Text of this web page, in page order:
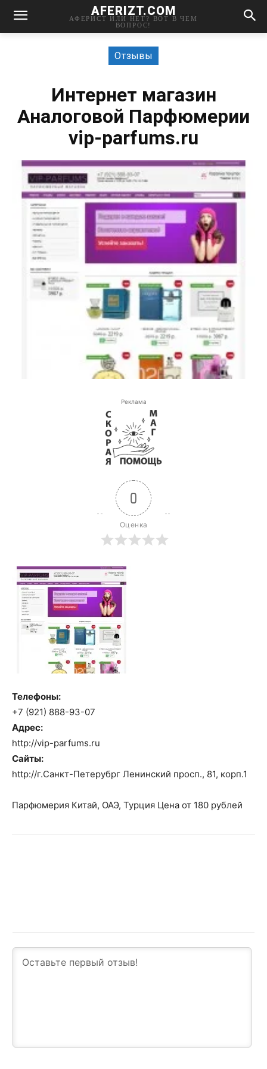
AFERIZT.COM
АФЕРИСТ ИЛИ НЕТ? ВОТ В ЧЕМ
ВОПРОС!
Отзывы
Интернет магазин
Аналоговой Парфюмерии
vip-parfums.ru
Реклама
0
Оценка
Телефоны:
+7 (921) 888-93-07
Адрес:
http://vip-parfums.ru
Сайты:
http://г.Санкт-Петерубрг Ленинский просп., 81, корп.1
Парфюмерия Китай, ОАЭ, Турция Цена от 180 рублей